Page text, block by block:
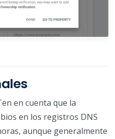
en cuenta que la
en los registros DNS
aunque generalmente